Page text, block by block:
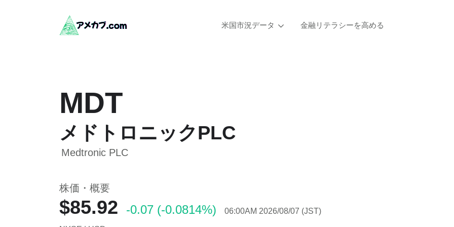
米国市況データ 金融リテラシーを高める
MDT
メドトロニックPLC
Medtronic PLC
株価・概要
$85.92 -0.07 (-0.0814%) 06:00AM 2026/08/07 (JST)